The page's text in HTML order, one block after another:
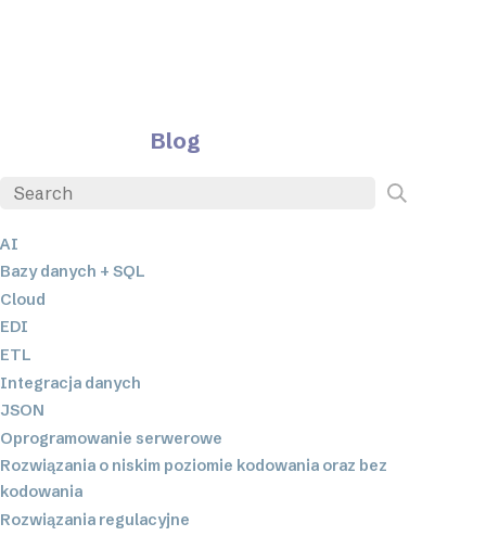
Blog
AI
Bazy danych + SQL
Cloud
EDI
ETL
Integracja danych
JSON
Oprogramowanie serwerowe
Rozwiązania o niskim poziomie kodowania oraz bez
kodowania
Rozwiązania regulacyjne